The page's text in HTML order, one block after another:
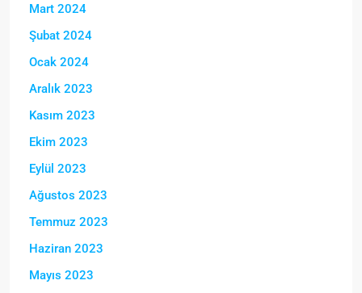
Mart 2024
Şubat 2024
Ocak 2024
Aralık 2023
Kasım 2023
Ekim 2023
Eylül 2023
Ağustos 2023
Temmuz 2023
Haziran 2023
Mayıs 2023